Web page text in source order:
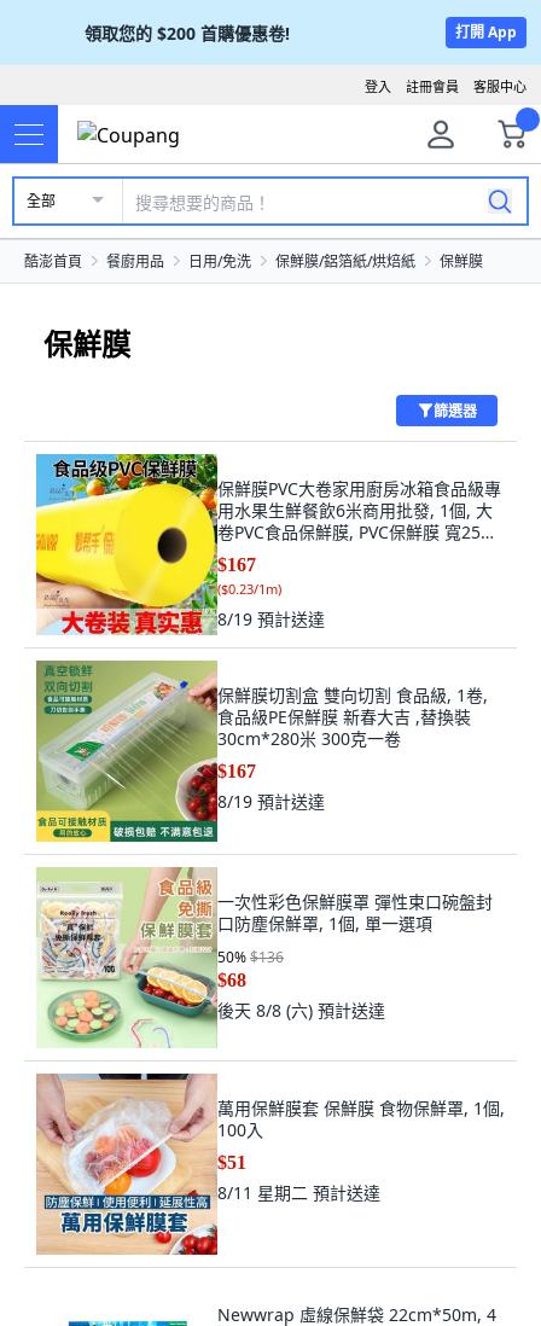
領取您的 $200 首購優惠卷! 打開 App
客服中心
註冊會員
登入
全部
酷澎首頁 餐廚用品 日用/免洗 保鮮膜/鋁箔紙/烘焙紙 保鮮膜
保鮮膜
篩選器
保鮮膜PVC大卷家用廚房冰箱食品級專
用水果生鮮餐飲6米商用批發, 1個, 大
卷PVC食品保鮮膜, PVC保鮮膜 寬25釐
米X約728米, 728m
$167
($0.23/1m)
8/19 預計送達
保鮮膜切割盒 雙向切割 食品級, 1卷,
食品級PE保鮮膜 新春大吉 ,替換裝
30cm*280米 300克一卷
$167
8/19 預計送達
一次性彩色保鮮膜罩 彈性束口碗盤封
口防塵保鮮罩, 1個, 單一選項
50%$136
$68
後天 8/8 (六) 預計送達
萬用保鮮膜套 保鮮膜 食物保鮮罩, 1個,
100入
$51
8/11 星期二 預計送達
Newwrap 虛線保鮮袋 22cm*50m, 4